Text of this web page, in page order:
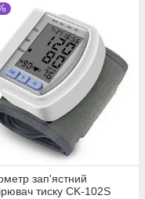
зап'ястний
тиску CK-102S